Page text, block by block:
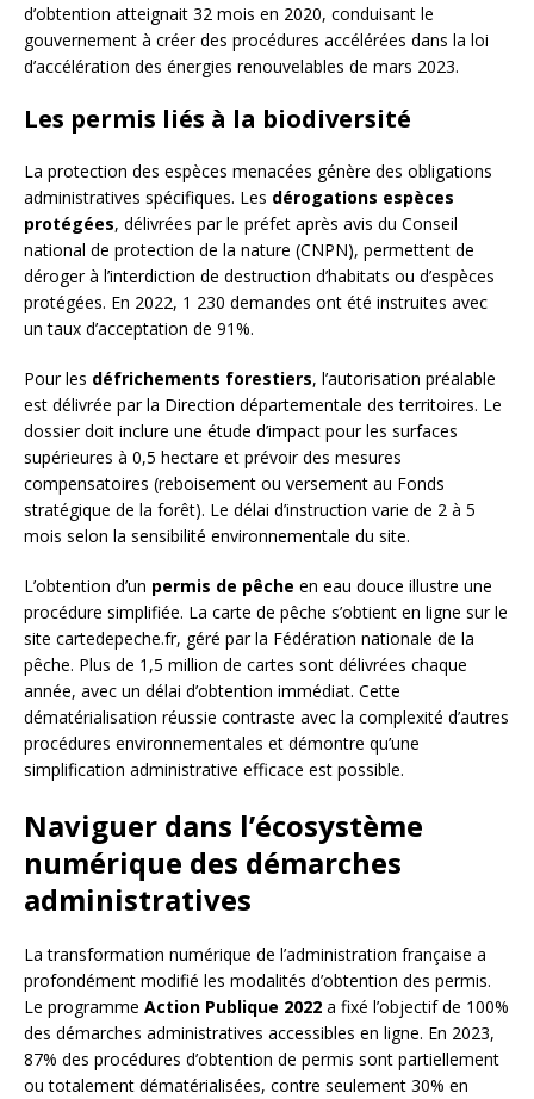
d’obtention atteignait 32 mois en 2020, conduisant le
gouvernement à créer des procédures accélérées dans la loi
d’accélération des énergies renouvelables de mars 2023.
Les permis liés à la biodiversité
La protection des espèces menacées génère des obligations
administratives spécifiques. Les dérogations espèces
protégées, délivrées par le préfet après avis du Conseil
national de protection de la nature (CNPN), permettent de
déroger à l’interdiction de destruction d’habitats ou d’espèces
protégées. En 2022, 1 230 demandes ont été instruites avec
un taux d’acceptation de 91%.
Pour les défrichements forestiers, l’autorisation préalable
est délivrée par la Direction départementale des territoires. Le
dossier doit inclure une étude d’impact pour les surfaces
supérieures à 0,5 hectare et prévoir des mesures
compensatoires (reboisement ou versement au Fonds
stratégique de la forêt). Le délai d’instruction varie de 2 à 5
mois selon la sensibilité environnementale du site.
L’obtention d’un permis de pêche en eau douce illustre une
procédure simplifiée. La carte de pêche s’obtient en ligne sur le
site cartedepeche.fr, géré par la Fédération nationale de la
pêche. Plus de 1,5 million de cartes sont délivrées chaque
année, avec un délai d’obtention immédiat. Cette
dématérialisation réussie contraste avec la complexité d’autres
procédures environnementales et démontre qu’une
simplification administrative efficace est possible.
Naviguer dans l’écosystème
numérique des démarches
administratives
La transformation numérique de l’administration française a
profondément modifié les modalités d’obtention des permis.
Le programme Action Publique 2022 a fixé l’objectif de 100%
des démarches administratives accessibles en ligne. En 2023,
87% des procédures d’obtention de permis sont partiellement
ou totalement dématérialisées, contre seulement 30% en